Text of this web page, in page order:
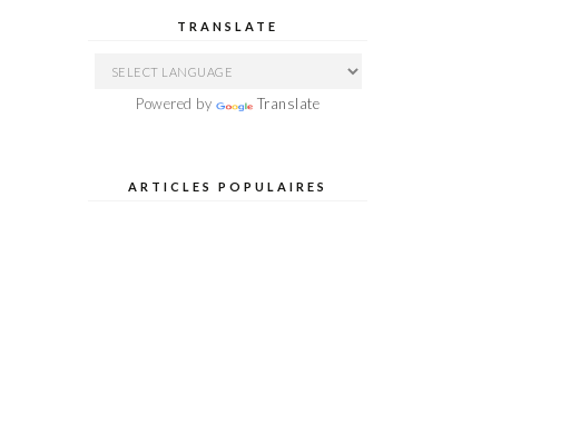
TRANSLATE
Powered by Translate
ARTICLES POPULAIRES